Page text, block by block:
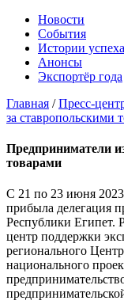
Новости
События
Истории успеха
Анонсы
Экспортёр года
Главная /Пресс-
за ставропольскими
Предприниматели
товарами
С 21 по 23 июня
прибыла делегация
Республики Египет.
центр поддержки
регионального
национального